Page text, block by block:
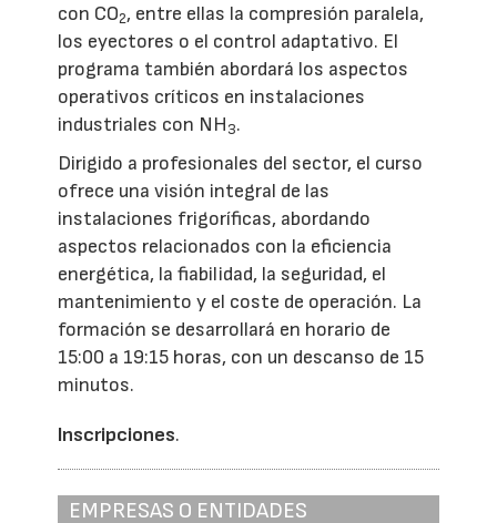
con CO2, entre ellas la compresión paralela,
los eyectores o el control adaptativo. El
programa también abordará los aspectos
operativos críticos en instalaciones
industriales con NH3.
Dirigido a profesionales del sector, el curso
ofrece una visión integral de las
instalaciones frigoríficas, abordando
aspectos relacionados con la eficiencia
energética, la fiabilidad, la seguridad, el
mantenimiento y el coste de operación. La
formación se desarrollará en horario de
15:00 a 19:15 horas, con un descanso de 15
minutos.
Inscripciones.
EMPRESAS O ENTIDADES